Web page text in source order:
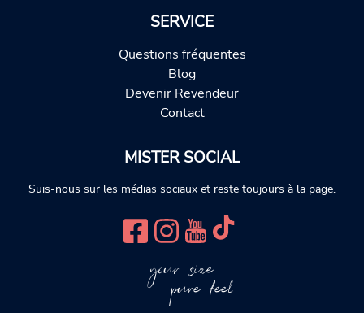
SERVICE
Questions fréquentes
Blog
Devenir Revendeur
Contact
MISTER SOCIAL
Suis-nous sur les médias sociaux et reste toujours à la page.
your size
pure feel